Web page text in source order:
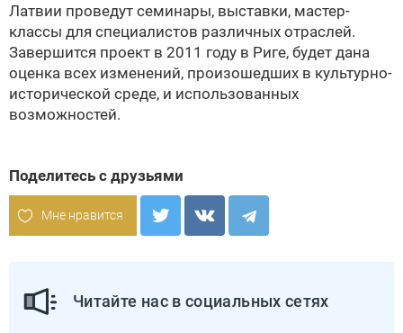
Латвии проведут семинары, выставки, мастер-
классы для специалистов различных отраслей.
Завершится проект в 2011 году в Риге, будет дана
оценка всех изменений, произошедших в культурно-
исторической среде, и использованных
возможностей.
Поделитесь с друзьями
Мне нравится
Читайте нас в социальных сетях